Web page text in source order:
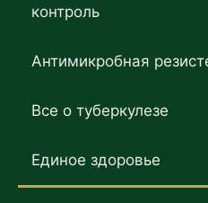
контроль
Антимикробная
Все о туберкулезе
Единое здоровье